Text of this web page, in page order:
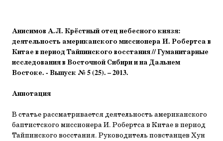
Анисимов А.Л. Крёстный отец небесного князя:
деятельность американского миссионера И. Робертса в
Китае в период Тайпинского восстания // Гуманитарные
исследования в Восточной Сибири и на Дальнем
Востоке. - Выпуск № 5 (25). – 2013.
Аннотация
В статье рассматривается деятельность американского
баптистского миссионера И. Робертса в Китае в период
Тайпинского восстания. Руководитель повстанцев Хун